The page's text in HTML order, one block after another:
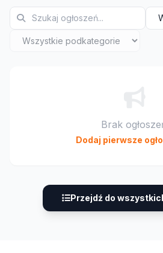
Brak
Dodaj pierwsze
Przejdź do